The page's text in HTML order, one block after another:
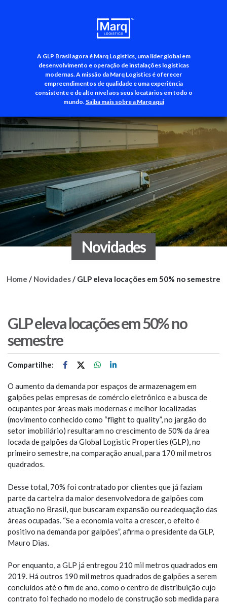
A GLP Brasil agora é Marq Logistics, uma líder global em
desenvolvimento e operação de instalações logísticas
modernas. A missão da Marq Logistics é oferecer
empreendimentos de qualidade e uma experiência
consistente e de alto nível aos seus locatários em todo o
mundo. Saiba mais sobre a Marq aqui
+55 (11) 3500-3700
Novidades
Home / Novidades/ GLP eleva locações em 50% no semestre
GLP eleva locações em 50% no
semestre
Compartilhe:
O aumento da demanda por espaços de armazenagem em
galpões pelas empresas de comércio eletrônico e a busca de
ocupantes por áreas mais modernas e melhor localizadas
(movimento conhecido como “flight to quality”, no jargão do
setor imobiliário) resultaram no crescimento de 50% da área
locada de galpões da Global Logistic Properties (GLP), no
primeiro semestre, na comparação anual, para 170 mil metros
quadrados.
Desse total, 70% foi contratado por clientes que já faziam
parte da carteira da maior desenvolvedora de galpões com
atuação no Brasil, que buscaram expansão ou readequação das
áreas ocupadas. “Se a economia volta a crescer, o efeito é
positivo na demanda por galpões”, afirma o presidente da GLP,
Mauro Dias.
Por enquanto, a GLP já entregou 210 mil metros quadrados em
2019. Há outros 190 mil metros quadrados de galpões a serem
concluídos até o fim de ano, como o centro de distribuição cujo
contrato foi fechado no modelo de construção sob medida para